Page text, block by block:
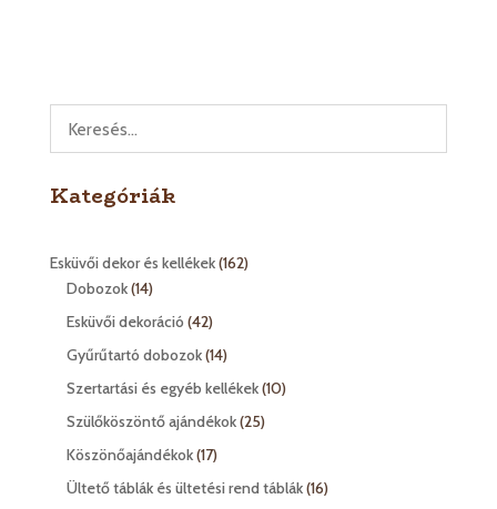
Kategóriák
Esküvői dekor és kellékek 162162
Dobozok 1414
termék
Esküvői dekoráció 4242
termék
Gyűrűtartó dobozok 1414
termék
Szertartási és egyéb kellékek 1010
Szülőköszöntő ajándékok 2525
Köszönőajándékok 1717
termék
Ültető táblák és ültetési rend táblák 1616